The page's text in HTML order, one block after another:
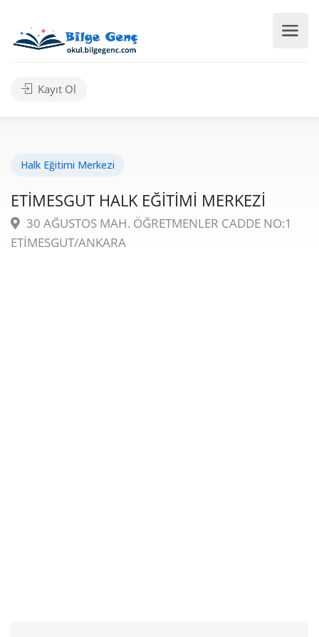
Kayıt Ol
Halk Eğitimi Merkezi
ETİMESGUT HALK EĞİTİMİ MERKEZİ
30 AĞUSTOS MAH. ÖĞRETMENLER CADDE NO:1
ETİMESGUT/ANKARA